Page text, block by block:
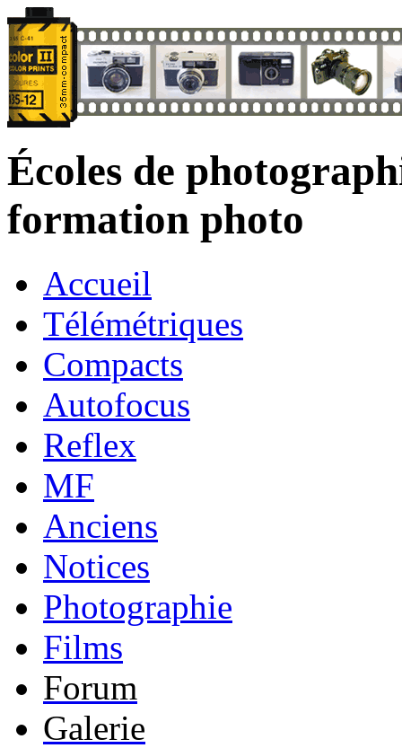
Écoles de
formation photo
Accueil
Télémétriques
Compacts
Autofocus
Reflex
MF
Anciens
Notices
Photographie
Films
Forum
Galerie